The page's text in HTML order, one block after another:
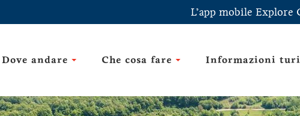
L’app mobile Explore
Dove andare Che cosa fare Informazioni